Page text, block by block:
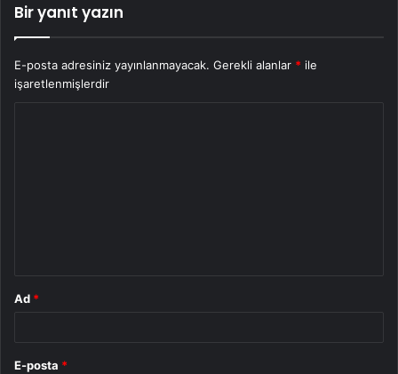
Bir yanıt yazın
E-posta adresiniz yayınlanmayacak. Gerekli alanlar * ile
işaretlenmişlerdir
Ad *
E-posta *